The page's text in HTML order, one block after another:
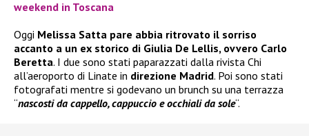
weekend in Toscana
Oggi Melissa Satta pare abbia ritrovato il sorriso
accanto a un ex storico di Giulia De Lellis, ovvero Carlo
Beretta. I due sono stati paparazzati dalla rivista Chi
all’aeroporto di Linate in direzione Madrid. Poi sono stati
fotografati mentre si godevano un brunch su una terrazza
“nascosti da cappello, cappuccio e occhiali da sole“.